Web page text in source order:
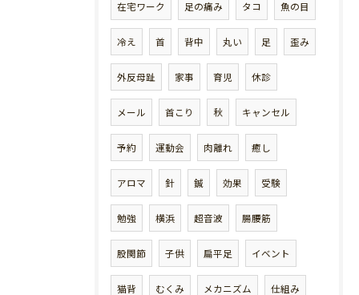
在宅ワーク 足の痛み タコ 魚の目
冷え 首 背中 丸い 足 歪み
外反母趾 家事 育児 休診
メール 首こり 秋 キャンセル
予約 運動会 肉離れ 癒し
アロマ 針 鍼 効果 受験
勉強 横浜 超音波 腸腰筋
股関節 子供 扁平足 イベント
猫背 むくみ メカニズム 仕組み